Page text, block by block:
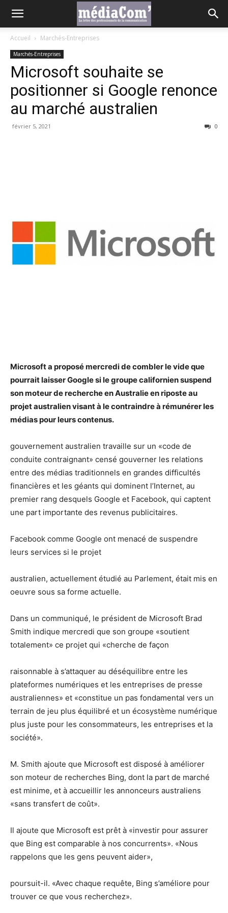
Accueil Marchés-Entreprises
Marchés-Entreprises
Microsoft souhaite se
positionner si Google renonce
au marché australien
février 5, 2021 0
Microsoft a proposé mercredi de combler le vide que
pourrait laisser Google si le groupe californien suspend
son moteur de recherche en Australie en riposte au
projet australien visant à le contraindre à rémunérer les
médias pour leurs contenus.
gouvernement australien travaille sur un «code de
conduite contraignant» censé gouverner les relations
entre des médias traditionnels en grandes difficultés
financières et les géants qui dominent l’Internet, au
premier rang desquels Google et Facebook, qui captent
une part importante des revenus publicitaires.
Facebook comme Google ont menacé de suspendre
leurs services si le projet
australien, actuellement étudié au Parlement, était mis en
oeuvre sous sa forme actuelle.
Dans un communiqué, le président de Microsoft Brad
Smith indique mercredi que son groupe «soutient
totalement» ce projet qui «cherche de façon
raisonnable à s’attaquer au déséquilibre entre les
plateformes numériques et les entreprises de presse
australiennes» et «constitue un pas fondamental vers un
terrain de jeu plus équilibré et un écosystème numérique
plus juste pour les consommateurs, les entreprises et la
société».
M. Smith ajoute que Microsoft est disposé à améliorer
son moteur de recherches Bing, dont la part de marché
est minime, et à accueillir les annonceurs australiens
«sans transfert de coût».
Il ajoute que Microsoft est prêt à «investir pour assurer
que Bing est comparable à nos concurrents». «Nous
rappelons que les gens peuvent aider»,
poursuit-il. «Avec chaque requête, Bing s’améliore pour
trouver ce que vous recherchez».